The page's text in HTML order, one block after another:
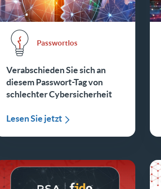
Passwortlos
Verabschieden Sie sich an
diesem Passwort-Tag von
schlechter Cybersicherheit
Lesen Sie jetzt